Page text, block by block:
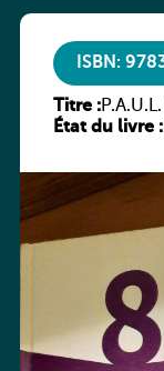
ISBN:
Titre :
État du livre :